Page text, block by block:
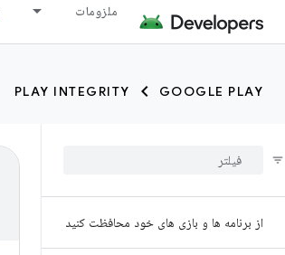
ملزومات
GOOGLE PLAY
PLAY INTEGRITY
از برنامه ها و بازی های خود محافظت کنید